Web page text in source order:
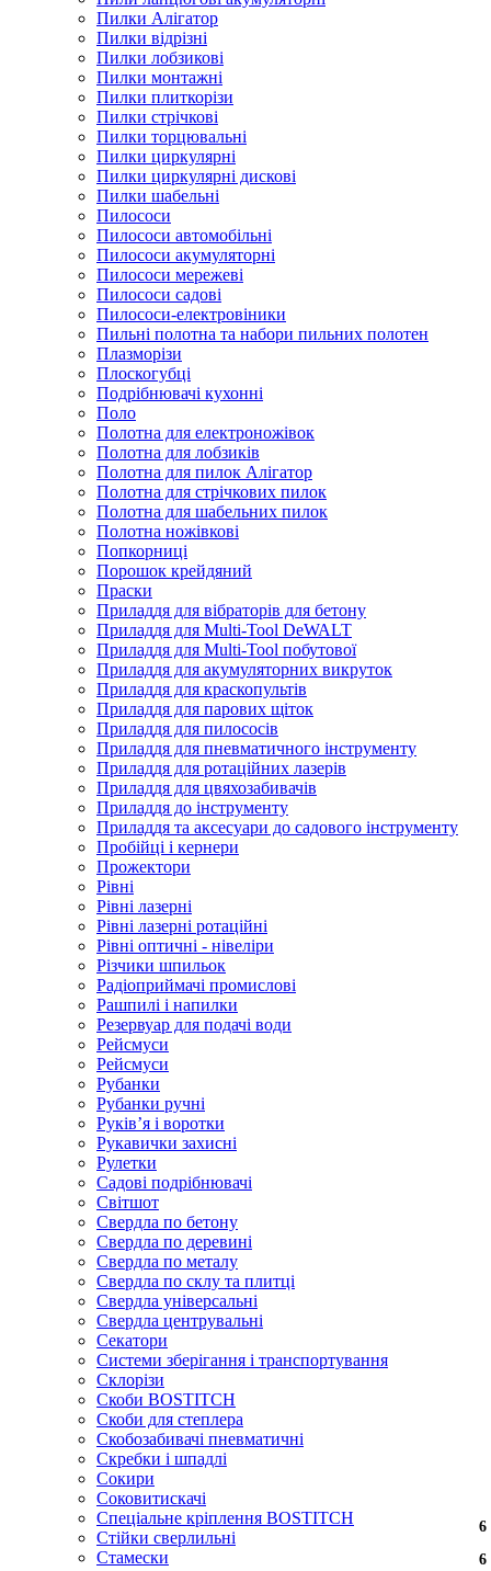
Пилки Алігатор
Пилки відрізні
Пилки лобзикові
Пилки монтажні
Пилки плиткорізи
Пилки стрічкові
Пилки торцювальні
Пилки циркулярні
Пилки циркулярні дискові
Пилки шабельні
Пилососи
Пилососи автомобільні
Пилососи акумуляторні
Пилососи мережеві
Пилососи садові
Пилососи-електровіники
Пильні полотна та набори пильних полотен
Плазморізи
Плоскогубці
Подрібнювачі кухонні
Поло
Полотна для електроножівок
Полотна для лобзиків
Полотна для пилок Алігатор
Полотна для стрічкових пилок
Полотна для шабельних пилок
Полотна ножівкові
Попкорниці
Порошок крейдяний
Праски
Приладдя для вібраторів для бетону
Приладдя для Multi-Tool DeWALT
Приладдя для Multi-Tool побутової
Приладдя для акумуляторних викруток
Приладдя для краскопультів
Приладдя для парових щіток
Приладдя для пилососів
Приладдя для пневматичного інструменту
Приладдя для ротаційних лазерів
Приладдя для цвяхозабивачів
Приладдя до інструменту
Приладдя та аксесуари до садового інструменту
Пробійці і кернери
Прожектори
Рівні
Рівні лазерні
Рівні лазерні ротаційні
Рівні оптичні - нівеліри
Різчики шпильок
Радіоприймачі промислові
Рашпилі і напилки
Резервуар для подачі води
Рейсмуси
Рейсмуси
Рубанки
Рубанки ручні
Руківʼя і воротки
Рукавички захисні
Рулетки
Садові подрібнювачі
Світшот
Свердла по бетону
Свердла по деревині
Свердла по металу
Свердла по склу та плитці
Свердла універсальні
Свердла центрувальні
Секатори
Системи зберігання і транспортування
Склорізи
Скоби BOSTITCH
Скоби для степлера
Скобозабивачі пневматичні
Скребки і шпадлі
Сокири
Соковитискачі
Спеціальне кріплення BOSTITCH
Стійки сверлильні
Стамески
6
6
6
6
6
6
6
6
6
6